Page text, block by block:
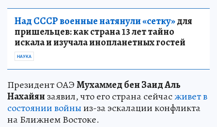
Над СССР военные натянули «сетку»для
пришельцев: как страна 13 лет тайно
искала и изучала инопланетных гостей
НАУКА
Президент ОАЭМухаммед бен Заид Аль
Нахайян заявил, что его страна сейчасживет в
состоянии войныиз-за эскалации конфликта
на Ближнем Востоке.